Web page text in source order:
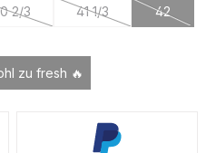
zu fresh 🔥
verfügbar.)
ist zurzeit nicht verfügbar.)
2/3
(Diese Option ist zurzeit nicht
41 1/3
(Diese Option ist
42
(Diese